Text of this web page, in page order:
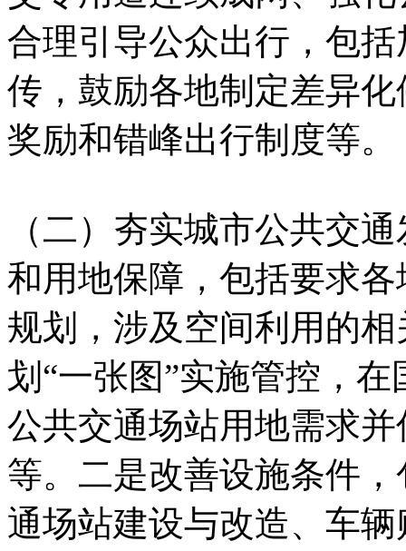
合理引导公众出行，包
传，鼓励各地制定差异
奖励和错峰出行制度等。
（二）夯实城市公共交
和用地保障，包括要求
规划，涉及空间利用的
划“一张图”实施管控，
公共交通场站用地需求
等。二是改善设施条件
通场站建设与改造、车